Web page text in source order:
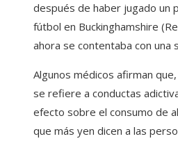
después de haber jugado un
fútbol en Buckinghamshire
ahora se contentaba con una
Algunos médicos afirman
se refiere a conductas
efecto sobre el consumo de
que más yen dicen a las